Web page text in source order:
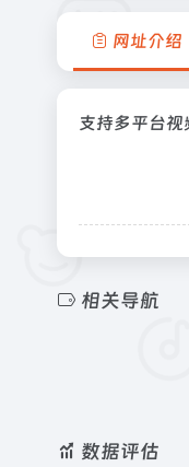
网址介绍
支持多平台
相关导航
数据评估